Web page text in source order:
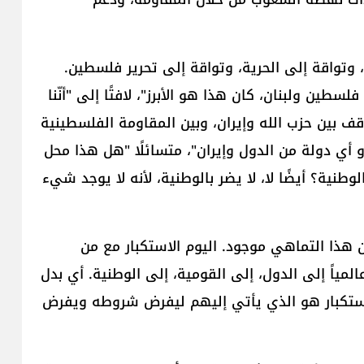
وأكّد أنّ "شعوب المنطقة كلها تواقة إلى الاستقلال، وتواقة إلى الحرية، وتواقة إلى تحرير فلسطين‎.
ولذلك المقاومة أخذت بُعداً في منطقتنا، وخاصة في فلسطين ولبنان، كان هذا هو الأبرز‎"، لافتًا إلى "أنّنا
بين حزب الله وإيران، وبين المقاومة ‏الفلسطينية
أي دولة من الدول وإيران"، متسائلًا "هل هذا محل
‏إشكال؟‎ لا، هناك تلاقح في المواقف‎، هل هذا يضر بالوطنية؟‎ أيضًا لا، لا يضر بالوطنية، لأنه لا يوجد شيء
واعتبر أنّ "علاقتنا نحن مع إيران علاقة طبيعية جدًّا، لأن هذا التماهي موجود‎.‎ اليوم الاستكبار مع من
يتماهى؟‎ يتماهى مع أتباعه، الذي بالتالي يمدّ يده عالمياً إلى الدول، إلى القومية، إلى الوطنية‎. أي بدل
هو الذي يأتي إليهم ليفرض شروطه ويفرض